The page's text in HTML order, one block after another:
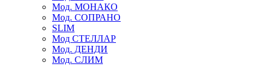
Мод. МОНАКО
Мод. СОПРАНО
SLIM
Мод СТЕЛЛАР
Мод. ДЕНДИ
Мод. СЛИМ